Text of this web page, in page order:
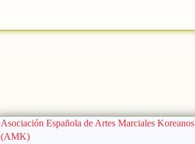
Asociación Española de Artes Marciales Koreanos
(AMK)